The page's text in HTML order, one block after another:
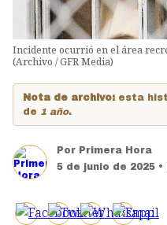
Incidente ocurrió en el área
(Archivo / GFR Media)
Nota de archivo: esta
de 1 año.
Por Primera Hora
5 de junio de 2025 •